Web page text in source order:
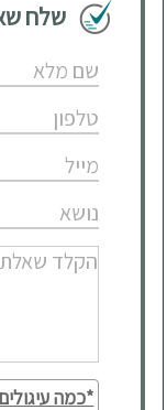
שלח
*כמה